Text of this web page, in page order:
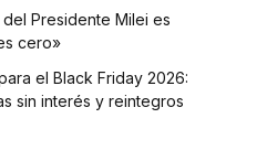
Presidente Milei es
cero»
el Black Friday 2026:
sin interés y reintegros